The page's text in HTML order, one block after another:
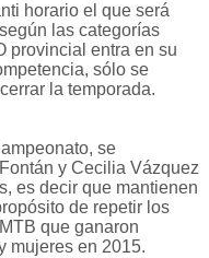
horario el que será
las categorías
provincial entra en su
sólo se
la temporada.
se
y Cecilia Vázquez
es decir que mantienen
de repetir los
que ganaron
mujeres en 2015.